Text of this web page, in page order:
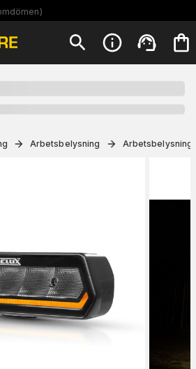
)
Arbetsbelysning Arbetsbelysning